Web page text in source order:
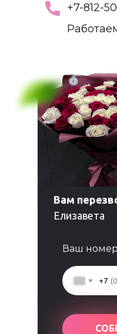
Ваш
+7
+7-812-
Вам
Елизавета